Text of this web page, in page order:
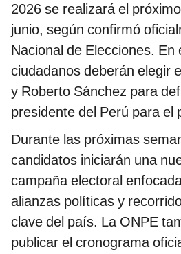
2026 se realizará el
junio, según confirmó
Nacional de Elecciones. En
ciudadanos deberán elegir
y Roberto Sánchez para
presidente del Perú para el
Durante las próximas
candidatos iniciarán una
campaña electoral
alianzas políticas y
clave del país. La ONPE
publicar el cronograma